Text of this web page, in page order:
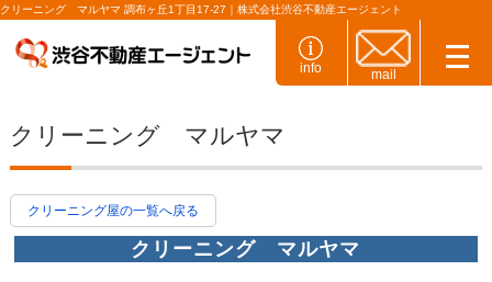
クリーニング マルヤマ 調布ヶ丘1丁目17-27｜株式会社渋谷不動産エージェント
info mail
クリーニング マルヤマ
クリーニング屋の一覧へ戻る
クリーニング マルヤマ